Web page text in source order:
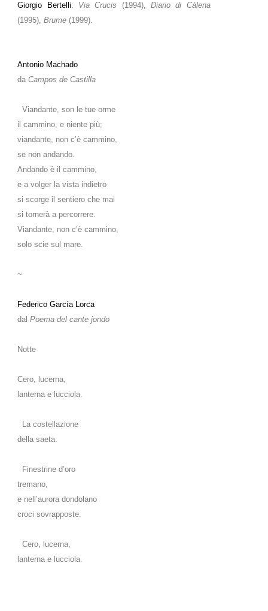
Giorgio Bertelli: Via Crucis (1994),Diario di Càlena
(1995),Brume (1999).
Antonio Machado
daCampos de Castilla
Viandante, son le tue orme
il cammino, e niente più;
viandante, non c’è cammino,
se non andando.
Andando è il cammino,
e a volger la vista indietro
si scorge il sentiero che mai
si tornerà a percorrere.
Viandante, non c’è cammino,
solo scie sul mare.
~
Federico García Lorca
dalPoema del cante jondo
Notte
Cero, lucerna,
lanterna e lucciola.
La costellazione
della saeta.
Finestrine d’oro
tremano,
e nell’aurora dondolano
croci sovrapposte.
Cero, lucerna,
lanterna e lucciola.